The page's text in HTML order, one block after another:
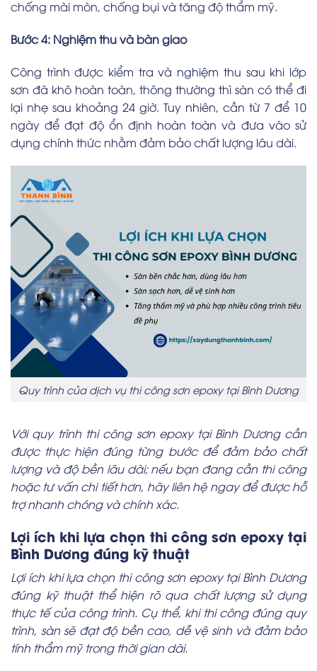
chống mài mòn, chống bụi và tăng độ thẩm mỹ.
Bước 4: Nghiệm thu và bàn giao
Công trình được kiểm tra và nghiệm thu sau khi lớp
sơn đã khô hoàn toàn, thông thường thì sàn có thể đi
lại nhẹ sau khoảng 24 giờ. Tuy nhiên, cần từ 7 để 10
ngày để đạt độ ổn định hoàn toàn và đưa vào sử
dụng chính thức nhằm đảm bảo chất lượng lâu dài.
Quy trình của dịch vụ thi công sơn epoxy tại Bình Dương
Với quy trình thi công sơn epoxy tại Bình Dương cần
được thực hiện đúng từng bước để đảm bảo chất
lượng và độ bền lâu dài; nếu bạn đang cần thi công
hoặc tư vấn chi tiết hơn, hãy liên hệ ngay để được hỗ
trợ nhanh chóng và chính xác.
Lợi ích khi lựa chọn thi công sơn epoxy tại
Bình Dương đúng kỹ thuật
Lợi ích khi lựa chọn thi công sơn epoxy tại Bình Dương
đúng kỹ thuật thể hiện rõ qua chất lượng sử dụng
thực tế của công trình. Cụ thể, khi thi công đúng quy
trình, sàn sẽ đạt độ bền cao, dễ vệ sinh và đảm bảo
tính thẩm mỹ trong thời gian dài.